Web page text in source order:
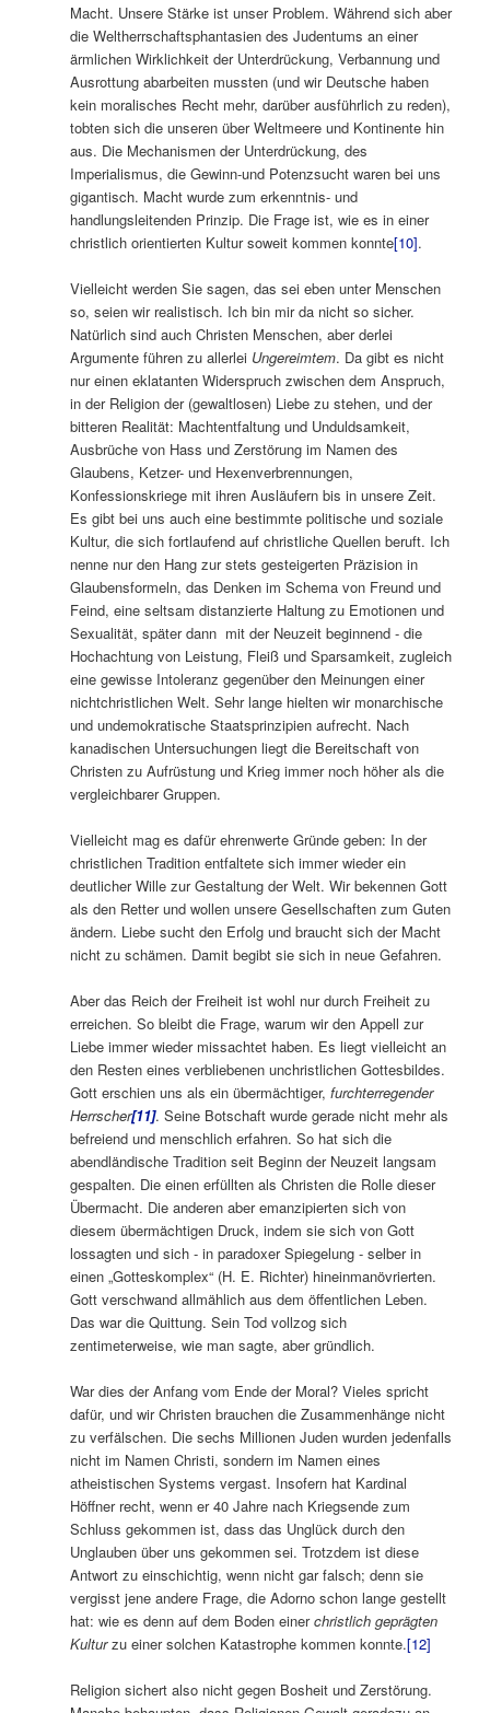
Macht. Unsere Stärke ist unser Problem. Während sich aber
die Weltherrschaftsphantasien des Judentums an einer
ärmlichen Wirklichkeit der Unterdrückung, Verbannung und
Ausrottung abarbeiten mussten (und wir Deutsche haben
kein moralisches Recht mehr, darüber ausführlich zu reden),
tobten sich die unseren über Weltmeere und Kontinente hin
aus. Die Mechanismen der Unterdrückung, des
Imperialismus, die Gewinn-und Potenzsucht waren bei uns
gigantisch. Macht wurde zum erkenntnis- und
handlungsleitenden Prinzip. Die Frage ist, wie es in einer
christlich orientierten Kultur soweit kommen konnte[10].
Vielleicht werden Sie sagen, das sei eben unter Menschen
so, seien wir realistisch. Ich bin mir da nicht so sicher.
Natürlich sind auch Christen Menschen, aber derlei
Argumente führen zu allerlei Ungereimtem. Da gibt es nicht
nur einen eklatanten Widerspruch zwischen dem Anspruch,
in der Religion der (gewaltlosen) Liebe zu stehen, und der
bitteren Realität: Machtentfaltung und Unduldsamkeit,
Ausbrüche von Hass und Zerstörung im Namen des
Glaubens, Ketzer- und Hexenverbrennungen,
Konfessionskriege mit ihren Ausläufern bis in unsere Zeit.
Es gibt bei uns auch eine bestimmte politische und soziale
Kultur, die sich fortlaufend auf christliche Quellen beruft. Ich
nenne nur den Hang zur stets gesteigerten Präzision in
Glaubensformeln, das Denken im Schema von Freund und
Feind, eine seltsam distanzierte Haltung zu Emotionen und
Sexualität, später dann ­ mit der Neuzeit beginnend ‑ die
Hochachtung von Leistung, Fleiß und Sparsamkeit, zugleich
eine gewisse Intoleranz gegenüber den Meinungen einer
nichtchristlichen Welt. Sehr lange hielten wir monarchische
und undemokratische Staatsprinzipien aufrecht. Nach
kanadischen Untersuchungen liegt die Bereitschaft von
Christen zu Aufrüstung und Krieg immer noch höher als die
vergleichbarer Gruppen.
Vielleicht mag es dafür ehrenwerte Gründe geben: In der
christlichen Tradition entfaltete sich immer wieder ein
deutlicher Wille zur Gestaltung der Welt. Wir bekennen Gott
als den Retter und wollen unsere Gesellschaften zum Guten
ändern. Liebe sucht den Erfolg und braucht sich der Macht
nicht zu schämen. Damit begibt sie sich in neue Gefahren.
Aber das Reich der Freiheit ist wohl nur durch Freiheit zu
erreichen. So bleibt die Frage, warum wir den Appell zur
Liebe immer wieder missachtet haben. Es liegt vielleicht an
den Resten eines verbliebenen unchristlichen Gottesbildes.
Gott erschien uns als ein übermächtiger,furchterregender
Herrscher[11]. Seine Botschaft wurde gerade nicht mehr als
befreiend und menschlich erfahren. So hat sich die
abendländische Tradition seit Beginn der Neuzeit langsam
gespalten. Die einen erfüllten als Christen die Rolle dieser
Übermacht. Die anderen aber emanzipierten sich von
diesem übermächtigen Druck, indem sie sich von Gott
lossagten und sich ‑ in paradoxer Spiegelung ‑ selber in
einen „Gotteskomplex“ (H. E. Richter) hineinmanövrierten.
Gott verschwand allmählich aus dem öffentlichen Leben.
Das war die Quittung. Sein Tod vollzog sich
zentimeterweise, wie man sagte, aber gründlich.
War dies der Anfang vom Ende der Moral? Vieles spricht
dafür, und wir Christen brauchen die Zusammenhänge nicht
zu verfälschen. Die sechs Millionen Juden wurden jedenfalls
nicht im Namen Christi, sondern im Namen eines
atheistischen Systems vergast. Insofern hat Kardinal
Höffner recht, wenn er 40 Jahre nach Kriegsende zum
Schluss gekommen ist, dass das Unglück durch den
Unglauben über uns gekommen sei. Trotzdem ist diese
Antwort zu einschichtig, wenn nicht gar falsch; denn sie
vergisst jene andere Frage, die Adorno schon lange gestellt
hat: wie es denn auf dem Boden einerchristlich geprägten
Kulturzu einer solchen Katastrophe kommen konnte.[12]
Religion sichert also nicht gegen Bosheit und Zerstörung.